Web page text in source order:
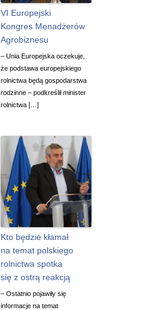
VI Europejski
Kongres Menadżerów
Agrobiznesu
– Unia Europejska oczekuje,
że podstawa europejskiego
rolnictwa będą gospodarstwa
rodzinne – podkreślił minister
rolnictwa […]
Kto będzie kłamał
na temat polskiego
rolnictwa spotka
się z ostrą reakcją
– Ostatnio pojawiły się
informacje na temat